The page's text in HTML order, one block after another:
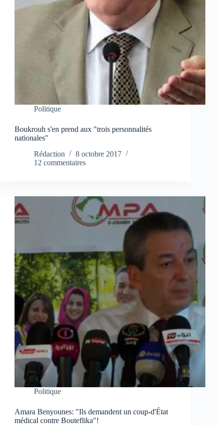
Politique
Boukrouh s'en prend aux "trois personnalités
nationales"
Rédaction
8 octobre 2017
12 commentaires
Politique
Amara Benyounes: "Ils demandent un coup-d'État
médical contre Bouteflika"!